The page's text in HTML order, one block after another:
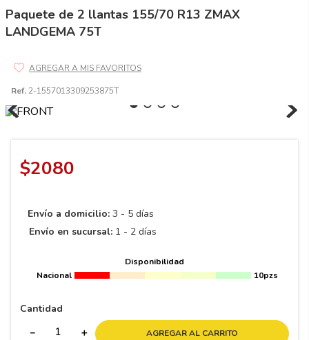
Paquete de 2 llantas 155/70 R13 ZMAX
LANDGEMA 75T
Ref. 2-1557013309253875T
$2080
Envío a domicilio: 3 - 5 días
Envío en sucursal: 1 - 2 días
Disponibilidad
Nacional
10pzs
Cantidad
＋
－ AGREGAR AL CARRITO
2
6 205